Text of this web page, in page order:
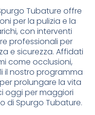
Tubature offre
per la pulizia e la
con interventi
professionali per
e sicurezza. Affidati
come occlusioni,
il nostro programma
prolungare la vita
oggi per maggiori
di Spurgo Tubature.